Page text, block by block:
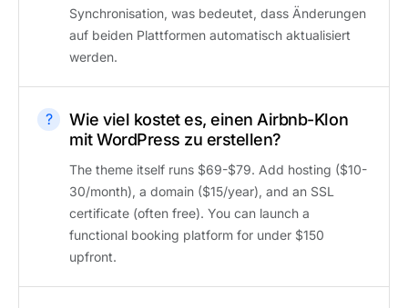
Synchronisation, was bedeutet, dass Änderungen
auf beiden Plattformen automatisch aktualisiert
werden.
Wie viel kostet es, einen Airbnb-Klon
mit WordPress zu erstellen?
The theme itself runs $69-$79. Add hosting ($10-
30/month), a domain ($15/year), and an SSL
certificate (often free). You can launch a
functional booking platform for under $150
upfront.